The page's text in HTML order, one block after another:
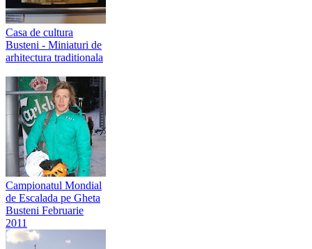
Casa de cultura
Busteni - Miniaturi de
arhitectura traditionala
Campionatul Mondial
de Escalada pe Gheta
Busteni Februarie
2011